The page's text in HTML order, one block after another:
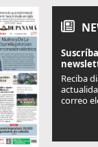
Reciba
correo